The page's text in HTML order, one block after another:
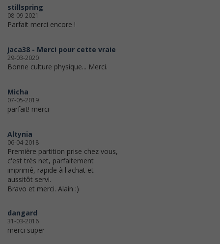
stillspring
08-09-2021
Parfait merci encore !
jaca38 - Merci pour cette vraie
29-03-2020
Bonne culture physique... Merci.
Micha
07-05-2019
parfait! merci
Altynia
06-04-2018
Première partition prise chez vous,
c'est très net, parfaitement
imprimé, rapide à l'achat et
aussitôt servi.
Bravo et merci. Alain :)
dangard
31-03-2016
merci super